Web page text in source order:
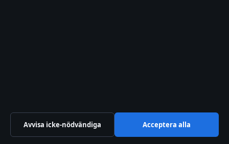
Kontakta oss
Avvisa icke-nödvändiga Acceptera alla